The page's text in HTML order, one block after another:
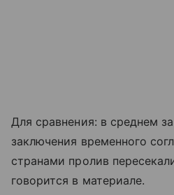
Для сравнения: в среднем
заключения временного
странами пролив
говорится в материале.